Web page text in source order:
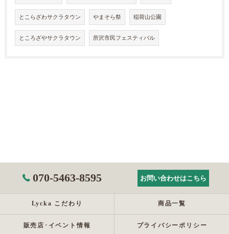
とこらざわサクラタウン やまそら祭 稲荷山公園
ところざやサクラタウン 所沢市民フェスティバル
070-5463-8595 お問い合わせはこちら
Lycka こだわり 商品一覧
販売店･イベント情報 プライバシーポリシー